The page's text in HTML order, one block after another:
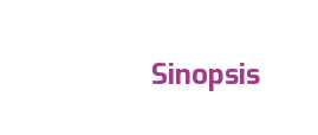
Sinopsis